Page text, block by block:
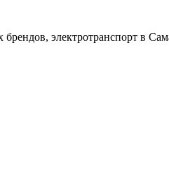
электротранспорт в